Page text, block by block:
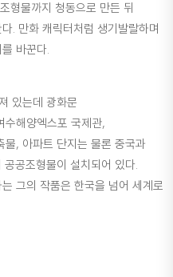
형물까지 청동으로 만든 뒤
. 만화 캐릭터처럼 생기발랄하며
바꾼다.
있는데 광화문
수해양엑스포 국제관,
물, 아파트 단지는 물론 중국과
공조형물이 설치되어 있다.
그의 작품은 한국을 넘어 세계로